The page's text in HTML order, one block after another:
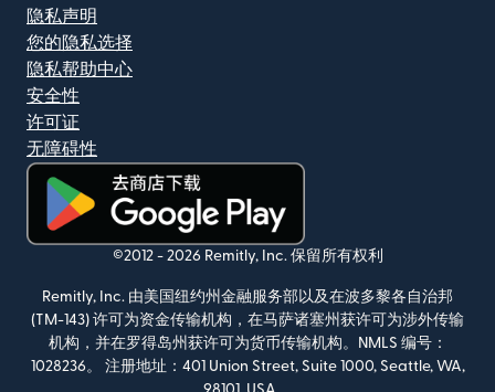
隐私声明
您的隐私选择
隐私帮助中心
安全性
许可证
无障碍性
（在新窗口中打开）
©2012 - 2026 Remitly, Inc. 保留所有权利
Remitly, Inc. 由美国纽约州金融服务部以及在波多黎各自治邦
(TM-143) 许可为资金传输机构，在马萨诸塞州获许可为涉外传输
机构，并在罗得岛州获许可为货币传输机构。NMLS 编号：
1028236。 注册地址：401 Union Street, Suite 1000, Seattle, WA,